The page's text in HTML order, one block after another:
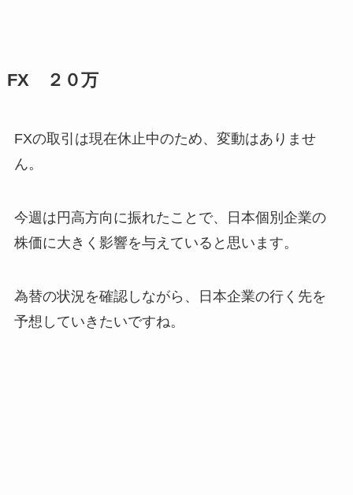
FX ２０万
FXの取引は現在休止中のため、変動はありませ
ん。
今週は円高方向に振れたことで、日本個別企業の
株価に大きく影響を与えていると思います。
為替の状況を確認しながら、日本企業の行く先を
予想していきたいですね。